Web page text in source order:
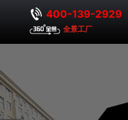
400-139-2929
全景工厂